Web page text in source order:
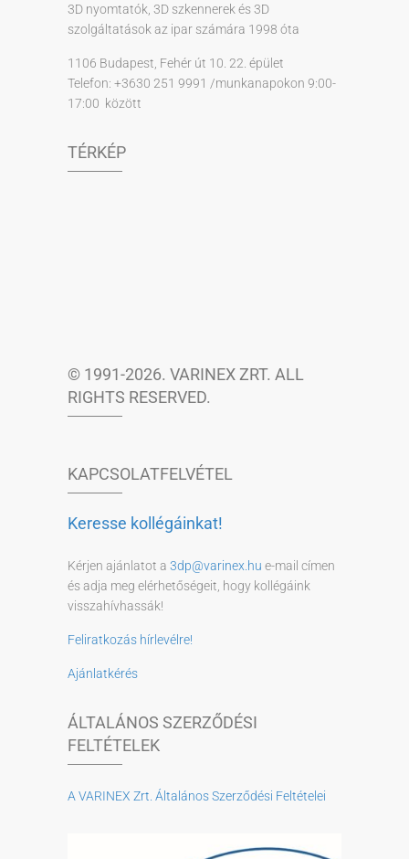
3D nyomtatók, 3D szkennerek és 3D
szolgáltatások az ipar számára 1998 óta
1106 Budapest, Fehér út 10. 22. épület
Telefon: +3630 251 9991 /munkanapokon 9:00-
17:00 között
TÉRKÉP
© 1991-2026. VARINEX ZRT. ALL
RIGHTS RESERVED.
KAPCSOLATFELVÉTEL
Keresse kollégáinkat!
Kérjen ajánlatot a 3dp@varinex.hu e-mail címen
és adja meg elérhetőségeit, hogy kollégáink
visszahívhassák!
Feliratkozás hírlevélre!
Ajánlatkérés
ÁLTALÁNOS SZERZŐDÉSI
FELTÉTELEK
A VARINEX Zrt. Általános Szerződési Feltételei